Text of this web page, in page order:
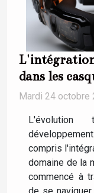
dans les
Mardi 24 octobre
compris
domaine de la
commencé à